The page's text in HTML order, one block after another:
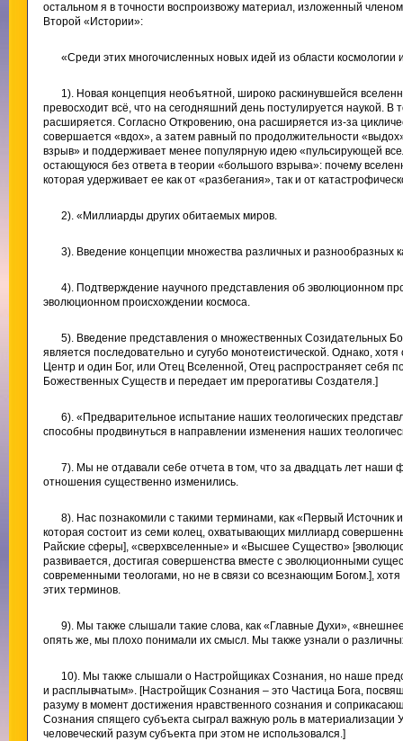
остальном я в точности воспроизвожу материал, изложенный
Второй «Истории»:
«Среди этих многочисленных новых идей из области
1). Новая концепция необъятной, широко раскинувшейся
превосходит всё, что на сегодняшний день постулируется наукой.
расширяется. Согласно Откровению, она расширяется из-за
совершается «вдох», а затем равный по продолжительности
взрыв» и поддерживает менее популярную идею «пульсирующей
остающуюся без ответа в теории «большого взрыва»: почему
которая удерживает ее как от «разбегания», так и от
2). «Миллиарды других обитаемых миров.
3). Введение концепции множества различных и разнообразных
4). Подтверждение научного представления об эволюционном
эволюционном происхождении космоса.
5). Введение представления о множественных Созидательных
является последовательно и сугубо монотеистической. Однако,
Центр и один Бог, или Отец Вселенной, Отец распространяет себя
Божественных Существ и передает им прерогативы Создателя.]
6). «Предварительное испытание наших теологических
способны продвинуться в направлении изменения наших
7). Мы не отдавали себе отчета в том, что за двадцать лет
отношения существенно изменились.
8). Нас познакомили с такими терминами, как «Первый
которая состоит из семи колец, охватывающих миллиард
Райские сферы], «сверхвселенные» и «Высшее Существо»
развивается, достигая совершенства вместе с эволюционными
современными теологами, но не в связи со всезнающим Богом.],
этих терминов.
9). Мы также слышали такие слова, как «Главные Духи»,
опять же, мы плохо понимали их смысл. Мы также узнали о
10). Мы также слышали о Настройщиках Сознания, но наше
и расплывчатым». [Настройщик Сознания – это Частица Бога,
разуму в момент достижения нравственного сознания и
Сознания спящего субъекта сыграл важную роль в материализации
человеческий разум субъекта при этом не использовался.]